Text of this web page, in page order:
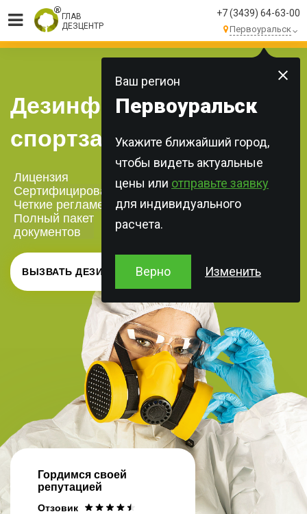
ГЛАВ
ДЕЗЦЕНТР
+7 (3439) 64-63-00
Первоуральск
Ваш регион
Первоуральск
Укажите ближайший город,
чтобы видеть актуальные
цены или отправьте заявку
для индивидуального
расчета.
Верно Изменить
МЫ ВЫПОЛНЯЕМБОЛЕЕ 250 ЗАКАЗОВ
КАЖДЫЙ ДЕНЬ!
Дезинфекция
спортзалов
Лицензия
Сертифицированная химия
Четкие регламенты
Полный пакет
документов
ВЫЗВАТЬ ДЕЗИНФЕКТОРА
Гордимся своей
репутацией
Отзовик